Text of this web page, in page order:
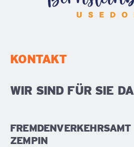
KONTAKT
WIR SIND FÜR SIE DA
FREMDENVERKEHRSAMT
ZEMPIN